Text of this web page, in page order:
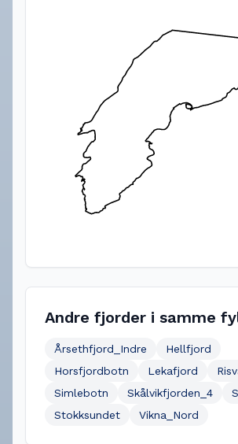
Andre fjorder i samme
Årsethfjord_Indre
Hellfjord
Horsfjordbotn
Lekafjord
Simlebotn
Skålvikfjorden_4
Stokksundet
Vikna_Nord